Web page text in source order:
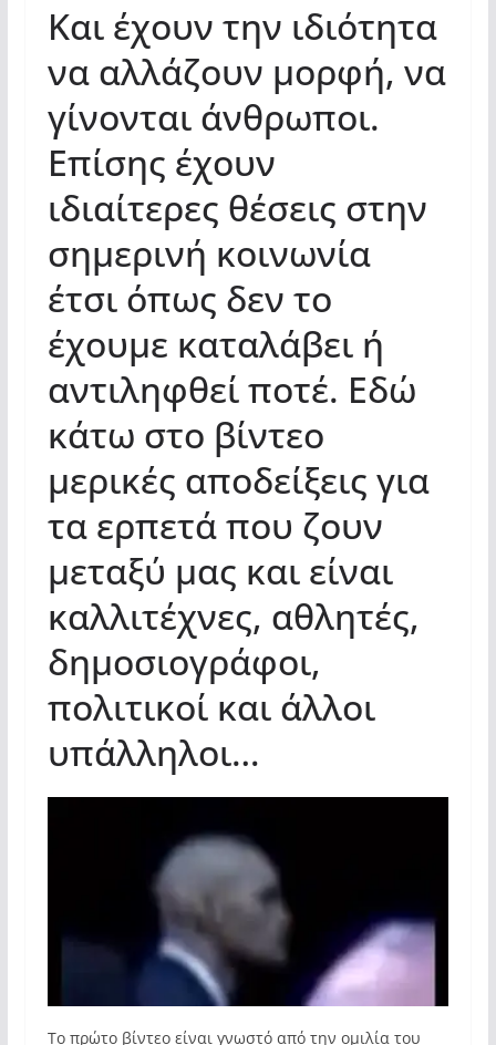
Και έχουν την ιδιότητα
να αλλάζουν μορφή, να
γίνονται άνθρωποι.
Επίσης έχουν
ιδιαίτερες θέσεις στην
σημερινή κοινωνία
έτσι όπως δεν το
έχουμε καταλάβει ή
αντιληφθεί ποτέ. Εδώ
κάτω στο βίντεο
μερικές αποδείξεις για
τα ερπετά που ζουν
μεταξύ μας και είναι
καλλιτέχνες, αθλητές,
δημοσιογράφοι,
πολιτικοί και άλλοι
υπάλληλοι…
Το πρώτο βίντεο είναι γνωστό από την ομιλία του